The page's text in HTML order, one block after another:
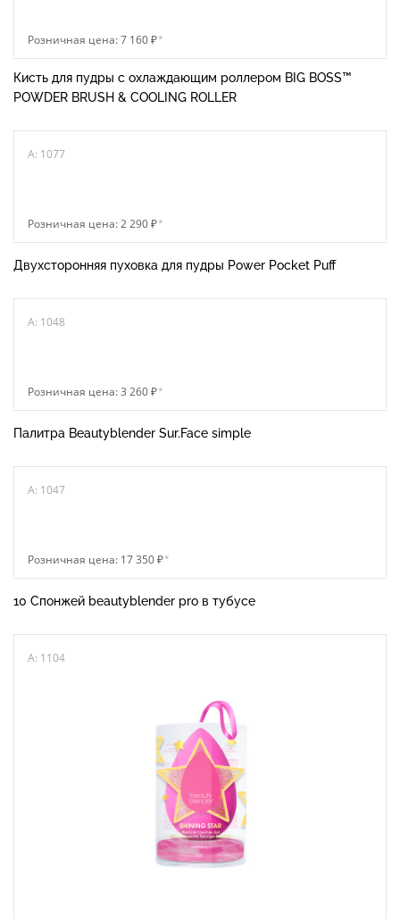
Розничная цена: 7 160 ₽*
Кисть для пудры с охлаждающим роллером BIG BOSS™
POWDER BRUSH & COOLING ROLLER
A: 1077
Розничная цена: 2 290 ₽*
Двухсторонняя пуховка для пудры Power Pocket Puff
A: 1048
Розничная цена: 3 260 ₽*
Палитра Beautyblender Sur.Face simple
A: 1047
Розничная цена: 17 350 ₽*
10 Спонжей beautyblender pro в тубусе
A: 1104